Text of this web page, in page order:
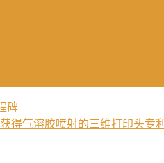
碑
得气溶胶喷射的三维打印头专利